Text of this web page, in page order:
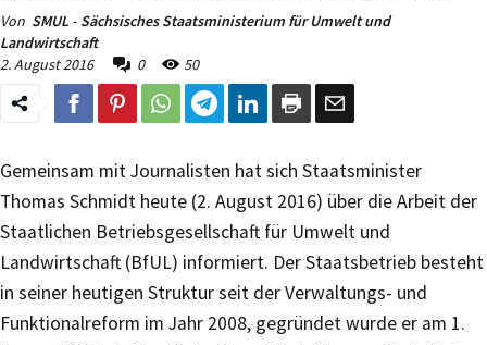
Von SMUL - Sächsisches Staatsministerium für Umwelt und
Landwirtschaft
2. August 2016
0 50
Gemeinsam mit Journalisten hat sich Staatsminister
Thomas Schmidt heute (2. August 2016) über die Arbeit der
Staatlichen Betriebsgesellschaft für Umwelt und
Landwirtschaft (BfUL) informiert. Der Staatsbetrieb besteht
in seiner heutigen Struktur seit der Verwaltungs- und
Funktionalreform im Jahr 2008, gegründet wurde er am 1.